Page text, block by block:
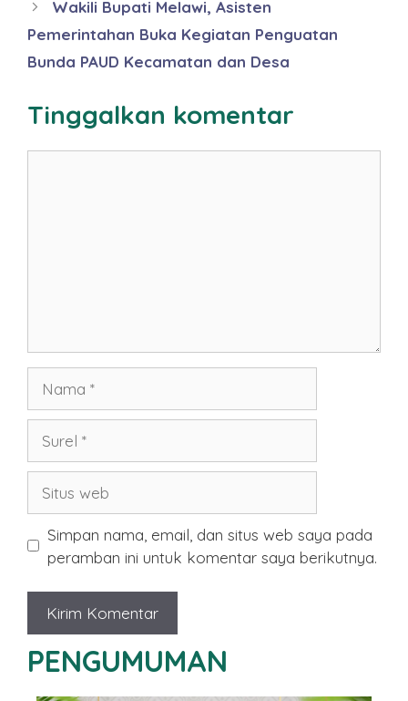
Wakili Bupati Melawi, Asisten
Pemerintahan Buka Kegiatan Penguatan
Bunda PAUD Kecamatan dan Desa
Tinggalkan komentar
web
Simpan nama, email, dan situs web saya pada
peramban ini untuk komentar saya berikutnya.
PENGUMUMAN